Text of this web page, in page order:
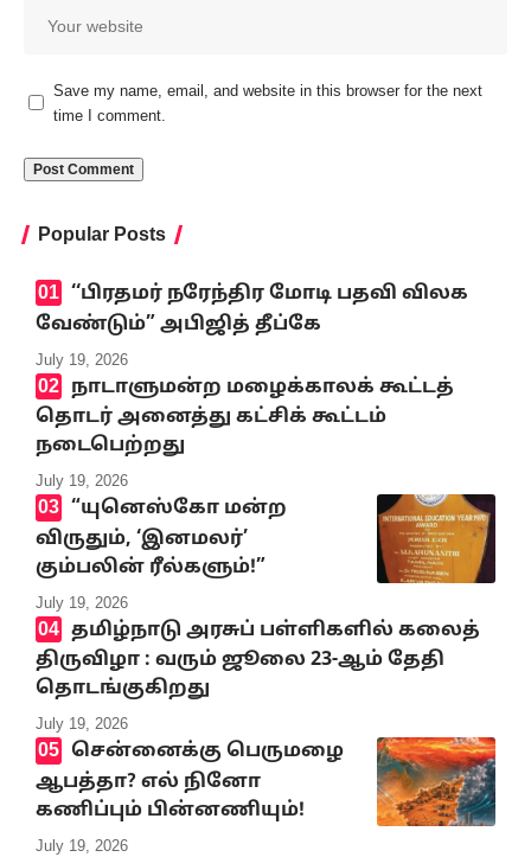
Save my name, email, and website in this browser for the next
time I comment.
Popular Posts
‘‘பிரதமர் நரேந்திர மோடி பதவி விலக
வேண்டும்” அபிஜித் தீப்கே
July 19, 2026
நாடாளுமன்ற மழைக்காலக் கூட்டத்
தொடர் அனைத்து கட்சிக் கூட்டம்
நடைபெற்றது
July 19, 2026
“யுனெஸ்கோ மன்ற
விருதும், ‘இனமலர்’
கும்பலின் ரீல்களும்!”
July 19, 2026
தமிழ்நாடு அரசுப் பள்ளிகளில் கலைத்
திருவிழா : வரும் ஜூலை 23-ஆம் தேதி
தொடங்குகிறது
July 19, 2026
சென்னைக்கு பெருமழை
ஆபத்தா? எல் நினோ
கணிப்பும் பின்னணியும்!
July 19, 2026